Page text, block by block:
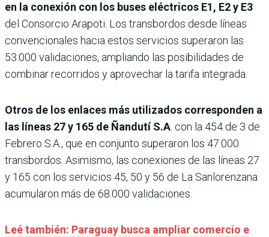
en la conexión con los buses eléctricos E1, E2 y E3
del Consorcio Arapoti. Los transbordos desde líneas
convencionales hacia estos servicios superaron las
53.000 validaciones, ampliando las posibilidades de
combinar recorridos y aprovechar la tarifa integrada.
Otros de los enlaces más utilizados corresponden a
las líneas 27 y 165 de Ñandutí S.A. con la 454 de 3 de
Febrero S.A., que en conjunto superaron los 47.000
transbordos. Asimismo, las conexiones de las líneas 27
y 165 con los servicios 45, 50 y 56 de La Sanlorenzana
acumularon más de 68.000 validaciones.
Leé también: Paraguay busca ampliar comercio e